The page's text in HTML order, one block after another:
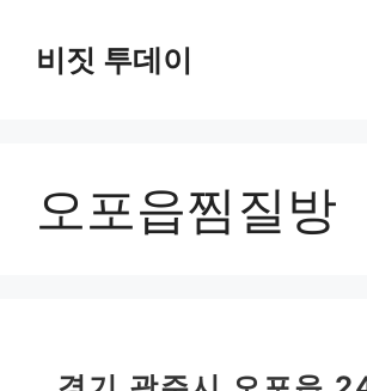
비짓 투데이
오포읍찜질방